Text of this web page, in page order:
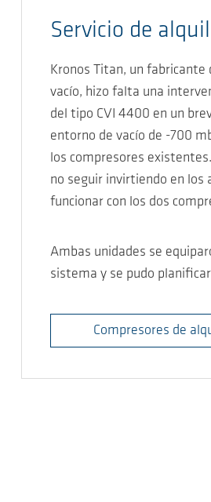
Servicio de
Kronos Titan, un
vacío, hizo falta una
del tipo CVI 4400 en un
entorno de vacío de -700
los compresores
no seguir invirtiendo en los
funcionar con los dos
Ambas unidades se
sistema y se pudo
Compresores de